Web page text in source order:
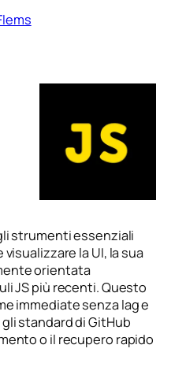
strumenti essenziali
visualizzare la UI, la sua
orientata
JS più recenti. Questo
immediate senza lag e
standard di GitHub
o il recupero rapido